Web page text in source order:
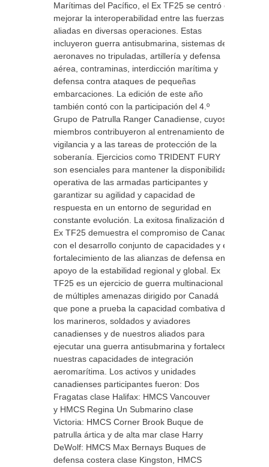
Marítimas del Pacífico, el Ex TF25 se centró en
mejorar la interoperabilidad entre las fuerzas
aliadas en diversas operaciones. Estas
incluyeron guerra antisubmarina, sistemas de
aeronaves no tripuladas, artillería y defensa
aérea, contraminas, interdicción marítima y
defensa contra ataques de pequeñas
embarcaciones. La edición de este año
también contó con la participación del 4.º
Grupo de Patrulla Ranger Canadiense, cuyos
miembros contribuyeron al entrenamiento de
vigilancia y a las tareas de protección de la
soberanía. Ejercicios como TRIDENT FURY
son esenciales para mantener la disponibilidad
operativa de las armadas participantes y
garantizar su agilidad y capacidad de
respuesta en un entorno de seguridad en
constante evolución. La exitosa finalización del
Ex TF25 demuestra el compromiso de Canadá
con el desarrollo conjunto de capacidades y el
fortalecimiento de las alianzas de defensa en
apoyo de la estabilidad regional y global. Ex
TF25 es un ejercicio de guerra multinacional y
de múltiples amenazas dirigido por Canadá
que pone a prueba la capacidad combativa de
los marineros, soldados y aviadores
canadienses y de nuestros aliados para
ejecutar una guerra antisubmarina y fortalecer
nuestras capacidades de integración
aeromarítima. Los activos y unidades
canadienses participantes fueron: Dos
Fragatas clase Halifax: HMCS Vancouver
y HMCS Regina Un Submarino clase
Victoria: HMCS Corner Brook Buque de
patrulla ártica y de alta mar clase Harry
DeWolf: HMCS Max Bernays Buques de
defensa costera clase Kingston, HMCS